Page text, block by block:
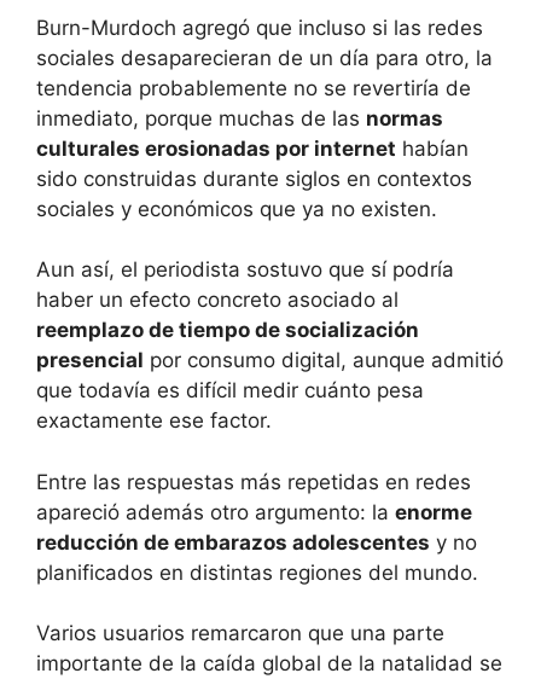
Burn-Murdoch agregó que incluso si las redes
sociales desaparecieran de un día para otro, la
tendencia probablemente no se revertiría de
inmediato, porque muchas de las normas
culturales erosionadas por internet habían
sido construidas durante siglos en contextos
sociales y económicos que ya no existen.
Aun así, el periodista sostuvo que sí podría
haber un efecto concreto asociado al
reemplazo de tiempo de socialización
presencial por consumo digital, aunque admitió
que todavía es difícil medir cuánto pesa
exactamente ese factor.
Entre las respuestas más repetidas en redes
apareció además otro argumento: la enorme
reducción de embarazos adolescentes y no
planificados en distintas regiones del mundo.
Varios usuarios remarcaron que una parte
importante de la caída global de la natalidad se